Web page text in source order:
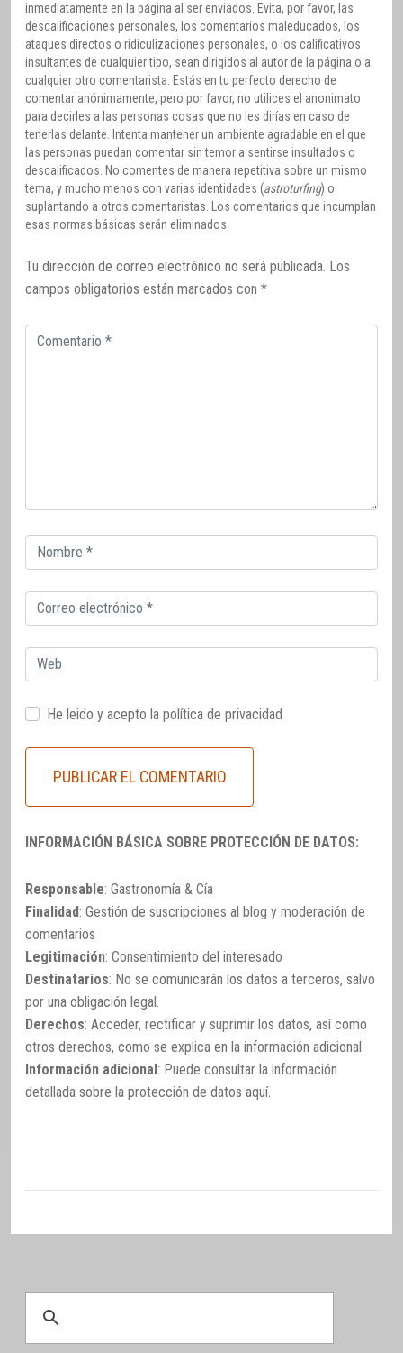
inmediatamente en la página al ser enviados. Evita, por favor, las
descalificaciones personales, los comentarios maleducados, los
ataques directos o ridiculizaciones personales, o los calificativos
insultantes de cualquier tipo, sean dirigidos al autor de la página o a
cualquier otro comentarista. Estás en tu perfecto derecho de
comentar anónimamente, pero por favor, no utilices el anonimato
para decirles a las personas cosas que no les dirías en caso de
tenerlas delante. Intenta mantener un ambiente agradable en el que
las personas puedan comentar sin temor a sentirse insultados o
descalificados. No comentes de manera repetitiva sobre un mismo
tema, y mucho menos con varias identidades (astroturfing) o
suplantando a otros comentaristas. Los comentarios que incumplan
esas normas básicas serán eliminados.
Tu dirección de correo electrónico no será publicada. Los
campos obligatorios están marcados con *
Comentario
Correo
electrónico
Correo
electrónico
Web
He leido y acepto la política de privacidad
INFORMACIÓN BÁSICA SOBRE PROTECCIÓN DE DATOS:
Responsable: Gastronomía & Cía
Finalidad: Gestión de suscripciones al blog y moderación de
comentarios
Legitimación: Consentimiento del interesado
Destinatarios: No se comunicarán los datos a terceros, salvo
por una obligación legal.
Derechos: Acceder, rectificar y suprimir los datos, así como
otros derechos, como se explica en la información adicional.
Información adicional : Puede consultar la información
detallada sobre la protección de datos aquí.